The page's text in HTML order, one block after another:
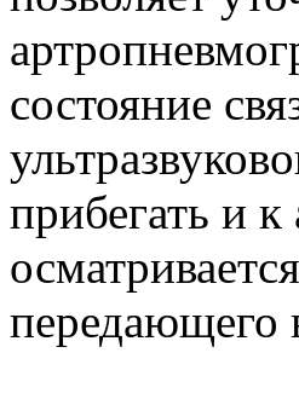
состояние
прибегать и к
передающего